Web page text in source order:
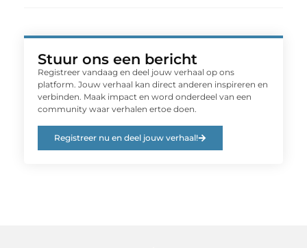
Stuur ons een bericht
Registreer vandaag en deel jouw verhaal op ons
platform. Jouw verhaal kan direct anderen inspireren en
verbinden. Maak impact en word onderdeel van een
community waar verhalen ertoe doen.
Registreer nu en deel jouw verhaal!